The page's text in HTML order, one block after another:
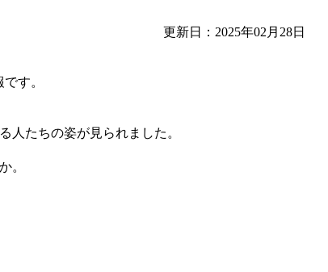
更新日：2025年02月28日
す。
人たちの姿が見られました。
。